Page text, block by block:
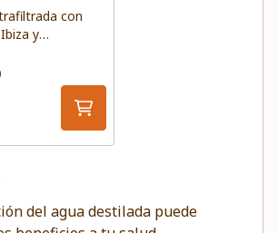
con
y
del agua destilada puede